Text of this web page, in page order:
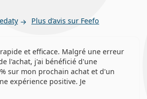
les lentilles Lenjoy Day &
entre la boite de 3 et la
Lenjoy Day & Night PRO ?
Plus d’avis sur Feefo
et efficace. Malgré une erreur
l'achat, j'ai bénéficié d'une
sur mon prochain achat et d'un
expérience positive. Je